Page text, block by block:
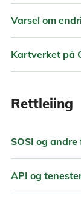
Varsel om
Kartverket på
Rettleiing
SOSI og
API og